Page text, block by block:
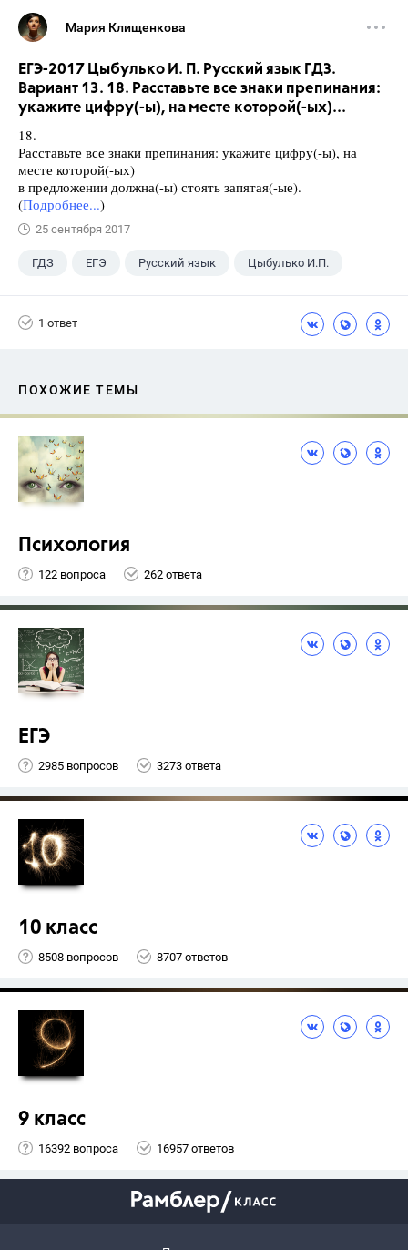
Мария Клищенкова
ЕГЭ-2017 Цыбулько И. П. Русский язык ГДЗ.
Вариант 13. 18. Расставьте все знаки препинания:
укажите цифру(-ы), на месте которой(-ых)...
18.
Расставьте все знаки препинания: укажите цифру(-ы), на
месте которой(-ых)
в предложении должна(-ы) стоять запятая(-ые).
(Подробнее...)
25 сентября 2017
ГДЗ ЕГЭ Русский язык Цыбулько И.П.
1 ответ
ПОХОЖИЕ ТЕМЫ
Психология
122 вопроса 262 ответа
ЕГЭ
2985 вопросов 3273 ответа
10 класс
8508 вопросов 8707 ответов
9 класс
16392 вопроса 16957 ответов